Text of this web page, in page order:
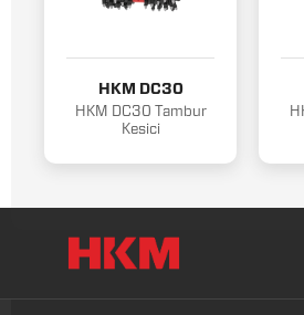
HKM DC30
HKM DC30 Tambur
Kesici